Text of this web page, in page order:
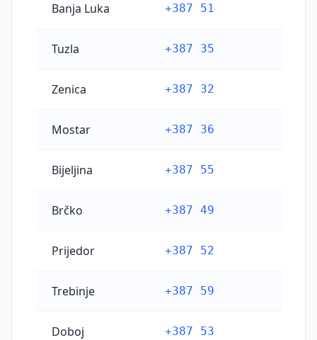
Banja Luka +387 51
Tuzla +387 35
Zenica +387 32
Mostar +387 36
Bijeljina +387 55
Brčko +387 49
Prijedor +387 52
Trebinje +387 59
Doboj +387 53